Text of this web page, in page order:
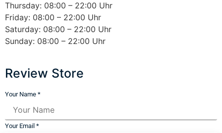
Thursday: 08:00 – 22:00 Uhr
Friday: 08:00 – 22:00 Uhr
Saturday: 08:00 – 22:00 Uhr
Sunday: 08:00 – 22:00 Uhr
Review Store
Your Name *
Your Email *